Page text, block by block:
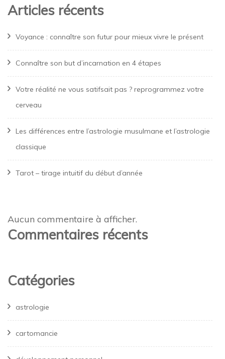
Articles récents
Voyance : connaître son futur pour mieux vivre le présent
Connaître son but d’incarnation en 4 étapes
Votre réalité ne vous satifsait pas ? reprogrammez votre
cerveau
Les différences entre l’astrologie musulmane et l’astrologie
classique
Tarot – tirage intuitif du début d’année
Aucun commentaire à afficher.
Commentaires récents
Catégories
astrologie
cartomancie